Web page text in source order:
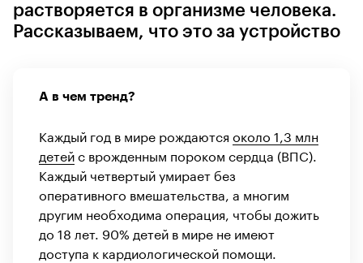
растворяется в организме человека.
Рассказываем, что это за устройство
А в чем тренд?
Каждый год в мире рождаются около 1,3 млн
детейс врожденным пороком сердца (ВПС).
Каждый четвертый умирает без
оперативного вмешательства, а многим
другим необходима операция, чтобы дожить
до 18 лет. 90% детей в мире не имеют
доступа к кардиологической помощи.